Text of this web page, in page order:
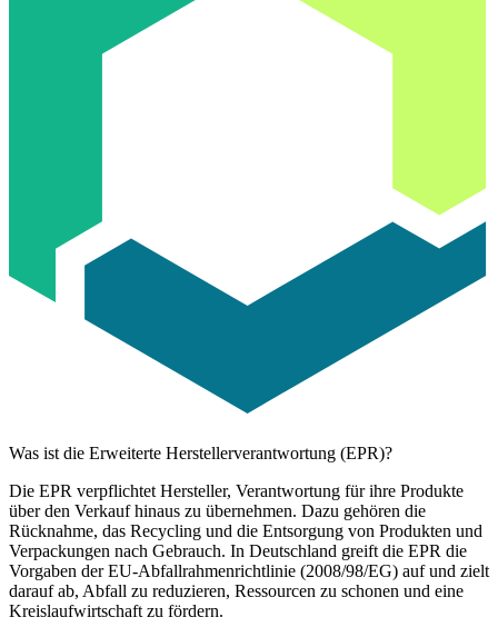
Was ist die Erweiterte Herstellerverantwortung (EPR)?
Die EPR verpflichtet Hersteller, Verantwortung für ihre Produkte
über den Verkauf hinaus zu übernehmen. Dazu gehören die
Rücknahme, das Recycling und die Entsorgung von Produkten und
Verpackungen nach Gebrauch. In Deutschland greift die EPR die
Vorgaben der EU-Abfallrahmenrichtlinie (2008/98/EG) auf und zielt
darauf ab, Abfall zu reduzieren, Ressourcen zu schonen und eine
Kreislaufwirtschaft zu fördern.